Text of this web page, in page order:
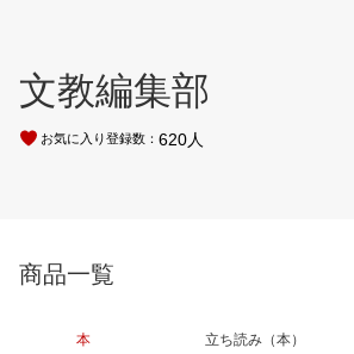
文教編集部
お気に入り登録数： 620人
商品一覧
本 立ち読み（本）